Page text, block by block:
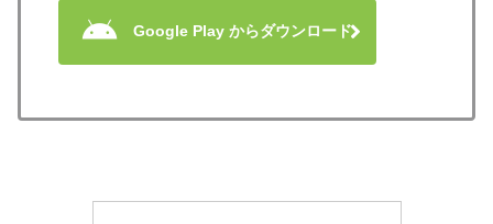
Google Play からダウンロード